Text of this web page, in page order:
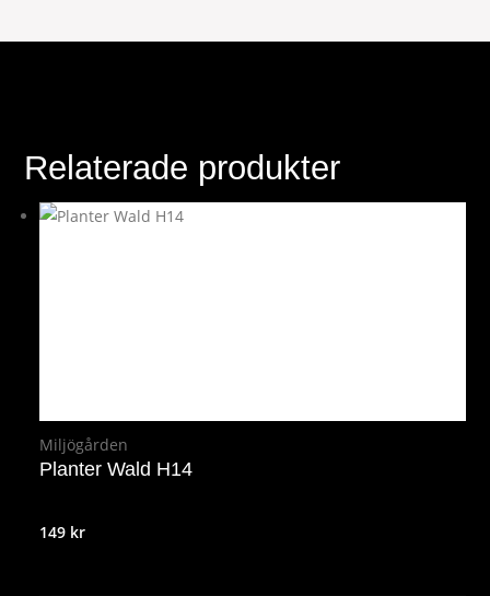
Relaterade produkter
Miljögården
Planter Wald H14
149 kr